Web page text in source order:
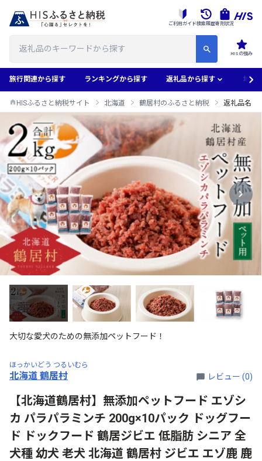
HISの強み
ご利用ガイド検索履歴寄附状況
旅行関連から探す ランキングから探す 返礼品から探す 地域
HISふるさと納税サイト 北海道 鶴居村のふるさと納税 返礼品名
大切な愛犬のための無添加ペットフード！
ほっかいどう つるいむら
北海道 鶴居村 レビュー (0)
【北海道鶴居村】無添加ペットフード エゾシ
カ パラパラミンチ 200g×10パック ドッグフー
ド ドックフード 鶴居ジビエ 低脂肪 シニア 全
犬種 幼犬 老犬 北海道 鶴居村 ジビエ エゾ鹿 鹿